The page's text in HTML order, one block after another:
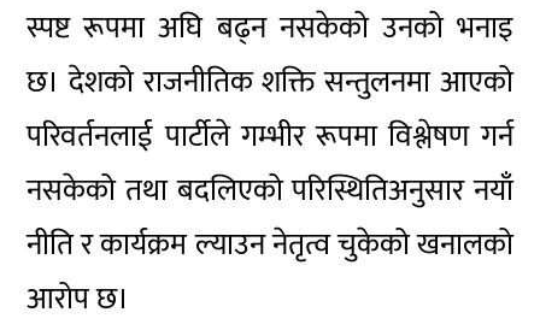
स्पष्ट रूपमा अघि बढ्न नसकेको उनको भनाइ
छ। देशको राजनीतिक शक्ति सन्तुलनमा आएको
परिवर्तनलाई पार्टीले गम्भीर रूपमा विश्लेषण गर्न
नसकेको तथा बदलिएको परिस्थितिअनुसार नयाँ
नीति र कार्यक्रम ल्याउन नेतृत्व चुकेको खनालको
आरोप छ।